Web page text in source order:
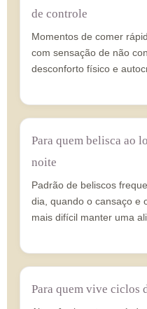
de controle
Momentos de comer
com sensação de não
desconforto físico e
Para quem belisca ao
noite
Padrão de beliscos
dia, quando o cansaço e
mais difícil manter uma
Para quem vive ciclos